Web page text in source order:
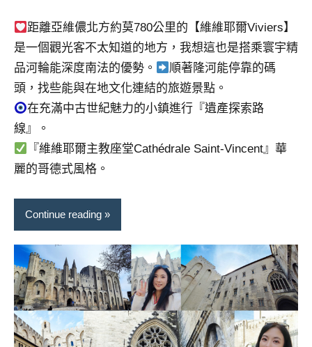
距離亞維儂北方約莫780公里的【維維耶爾Viviers】
是一個觀光客不太知道的地方，我想這也是搭乘寰宇精
品河輪能深度南法的優勢。
順著隆河能停靠的碼
頭，找些能與在地文化連結的旅遊景點。
在充滿中古世紀魅力的小鎮進行『遺產探索路
線』。
『維維耶爾主教座堂Cathédrale Saint-Vincent』華
麗的哥德式風格。
Continue reading